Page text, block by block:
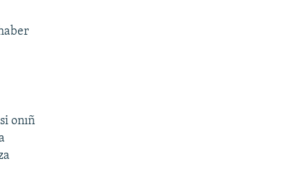
onıñ